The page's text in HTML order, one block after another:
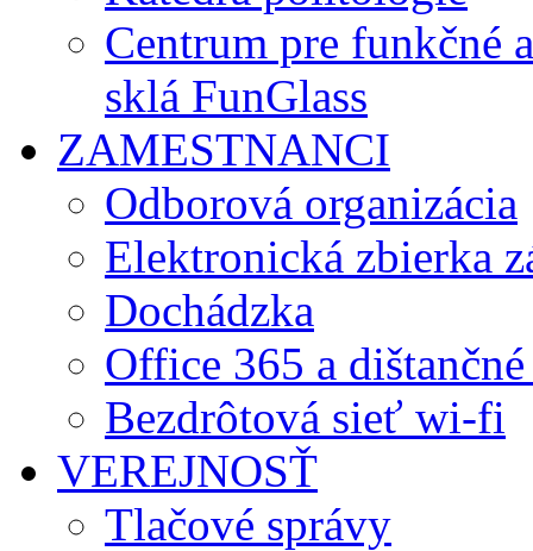
Centrum pre funkčné
sklá FunGlass
ZAMESTNANCI
Odborová organizácia
Elektronická zbierka
Dochádzka
Office 365 a
Bezdrôtová sieť wi-fi
VEREJNOSŤ
Tlačové správy